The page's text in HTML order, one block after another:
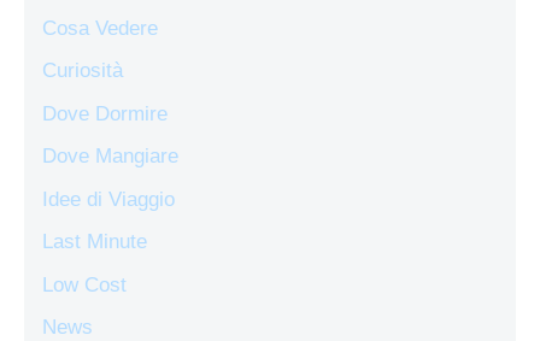
Cosa Vedere
Curiosità
Dove Dormire
Dove Mangiare
Idee di Viaggio
Last Minute
Low Cost
News